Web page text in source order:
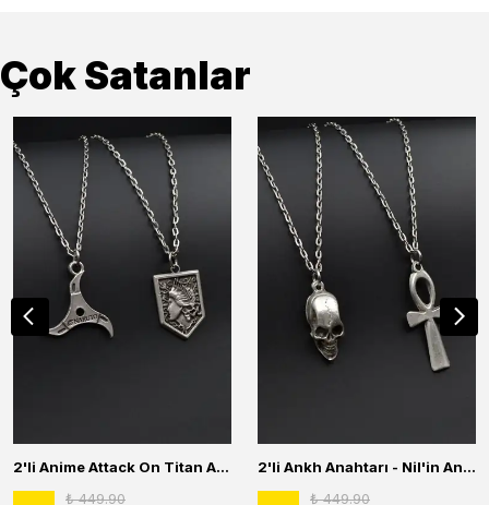
Çok Satanlar
2'li Anime Attack On Titan Acrylic Maria Anime Naruto Erkek Kadın Kolye Seti
₺ 449.90
2'li Ankh Anahtarı - Nil'in Anahtarı - Kuru Kafa Erkek Kadın Kolye Seti
₺ 449.90